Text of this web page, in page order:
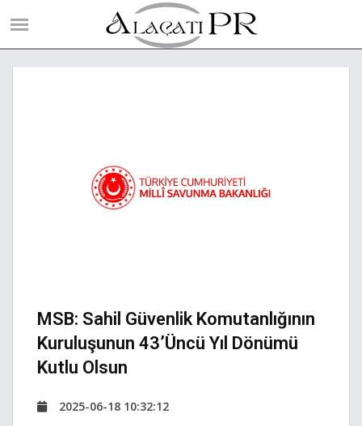
MSB: Sahil Güvenlik Komutanlığının
Kuruluşunun 43’üncü Yıl Dönümü
Kutlu Olsun
2025-06-18 10:32:12